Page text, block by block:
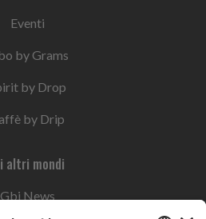
Eventi
by Grams
by Drop
by Drip
altri mondi
Gbi News